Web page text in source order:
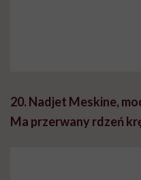
20. Nadjet Meskine,
Ma przerwany rdzeń